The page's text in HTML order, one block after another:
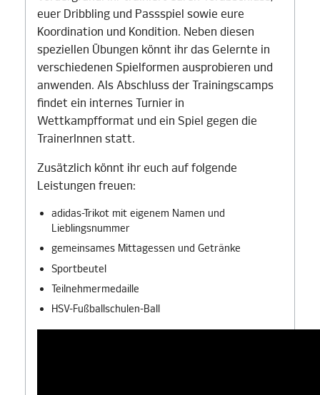
euer Dribbling und Passspiel sowie eure
Koordination und Kondition. Neben diesen
speziellen Übungen könnt ihr das Gelernte in
verschiedenen Spielformen ausprobieren und
anwenden. Als Abschluss der Trainingscamps
findet ein internes Turnier in
Wettkampfformat und ein Spiel gegen die
TrainerInnen statt.
Zusätzlich könnt ihr euch auf folgende
Leistungen freuen:
adidas-Trikot mit eigenem Namen und
Lieblingsnummer
gemeinsames Mittagessen und Getränke
Sportbeutel
Teilnehmermedaille
HSV-Fußballschulen-Ball